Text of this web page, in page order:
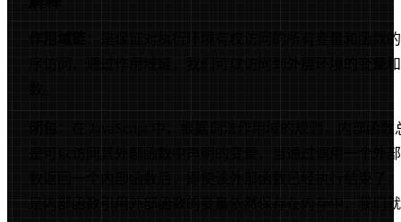
：是保证对执行环境有权访问的所有变量和函数
序访问，通过作用域链，我们可以访问到外层环境的变量
：在 JavaScript 中，根据词法作用域的规则，内部函数
是可以访问其外部函数中声明的变量，当通过调用一个外
数返回一个内部函数后，即使该外部函数已经执行结束了
是内部函数引用外部函数的变量依然保存在内存中，我们